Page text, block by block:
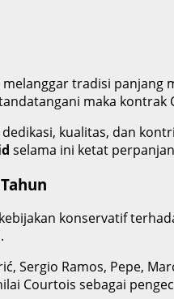
tradisi
maka
kualitas, dan
selama ini ketat
konservatif
Sergio Ramos, Pepe,
Courtois sebagai